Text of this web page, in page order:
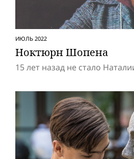
ИЮЛЬ 2022
Ноктюрн Шопена
15 лет назад не стало